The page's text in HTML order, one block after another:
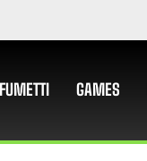
GAMES